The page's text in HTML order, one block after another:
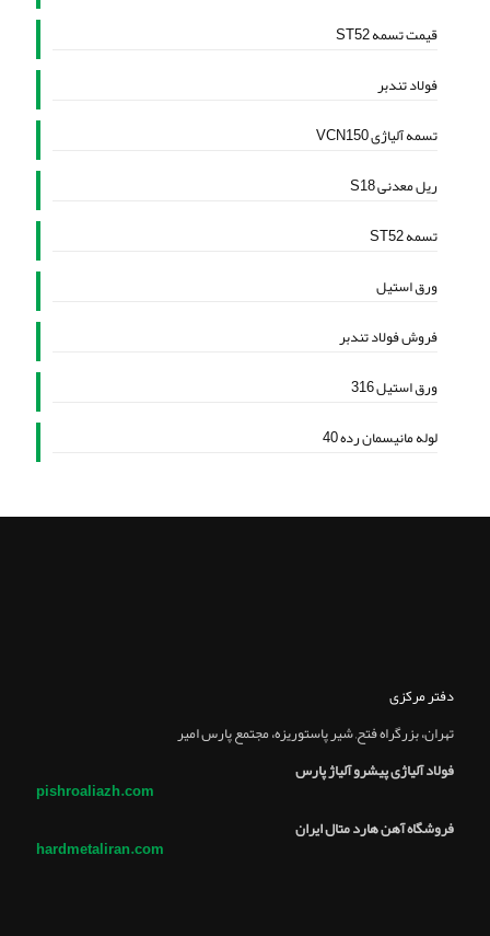
قیمت تسمه ST52
فولاد تندبر
تسمه آلیاژی VCN150
ریل معدنی S18
تسمه ST52
ورق استیل
فروش فولاد تندبر
ورق استیل 316
لوله مانیسمان رده 40
دفتر مرکزی
تهران، بزرگراه فتح, شير پاستوريزه، مجتمع پارس امير
فولاد آلیاژی پیشرو آلیاژ پارس
pishroaliazh.com
فروشگاه آهن هارد متال ایران
hardmetaliran.com